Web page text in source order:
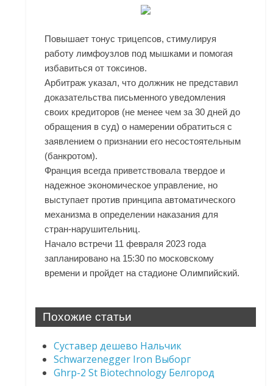
Повышает тонус трицепсов, стимулируя
работу лимфоузлов под мышками и помогая
избавиться от токсинов.
Арбитраж указал, что должник не представил
доказательства письменного уведомления
своих кредиторов (не менее чем за 30 дней до
обращения в суд) о намерении обратиться с
заявлением о признании его несостоятельным
(банкротом).
Франция всегда приветствовала твердое и
надежное экономическое управление, но
выступает против принципа автоматического
механизма в определении наказания для
стран-нарушительниц.
Начало встречи 11 февраля 2023 года
запланировано на 15:30 по московскому
времени и пройдет на стадионе Олимпийский.
Похожие статьи
Суставер дешево Нальчик
Schwarzenegger Iron Выборг
Ghrp-2 St Biotechnology Белгород